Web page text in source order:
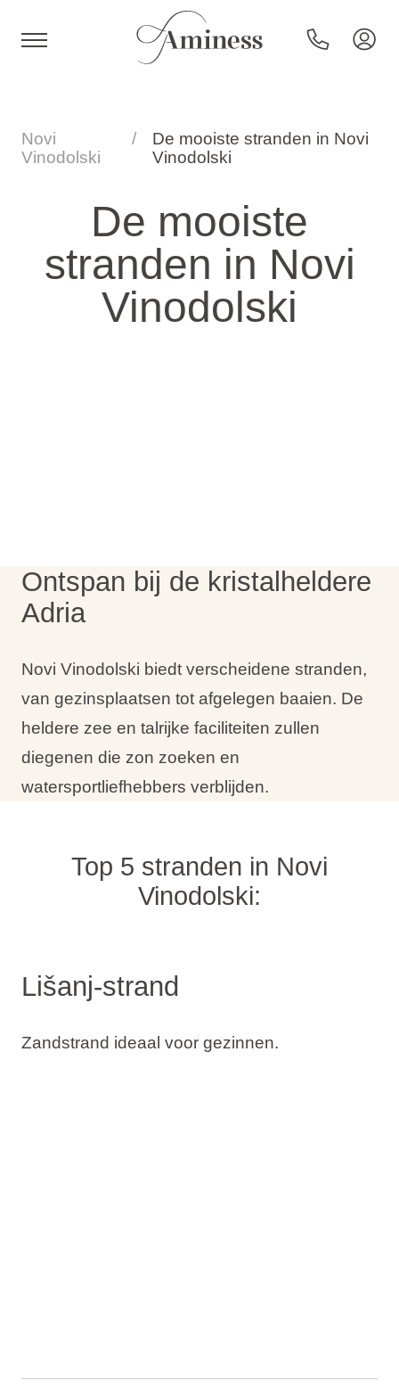
Hotels en resorts
Campings
Speciale aanbiedingen
Ami Loyalty programma
Blogi
Novi
Vinodolski
De mooiste stranden in Novi
Vinodolski
De mooiste
stranden in Novi
Vinodolski
Ontspan bij de kristalheldere
Adria
Novi Vinodolski biedt verscheidene stranden,
van gezinsplaatsen tot afgelegen baaien. De
heldere zee en talrijke faciliteiten zullen
diegenen die zon zoeken en
watersportliefhebbers verblijden.
Top 5 stranden in Novi
Vinodolski:
Lišanj-strand
Zandstrand ideaal voor gezinnen.